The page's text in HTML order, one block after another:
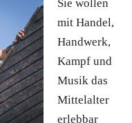
Sie wollen
mit Handel,
Handwerk,
Kampf und
Musik das
Mittelalter
erlebbar